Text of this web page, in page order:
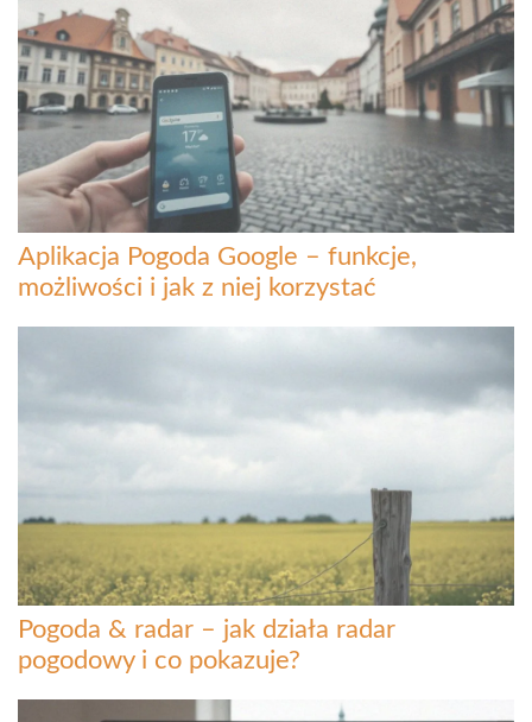
Aplikacja Pogoda Google – funkcje,
możliwości i jak z niej korzystać
Pogoda & radar – jak działa radar
pogodowy i co pokazuje?